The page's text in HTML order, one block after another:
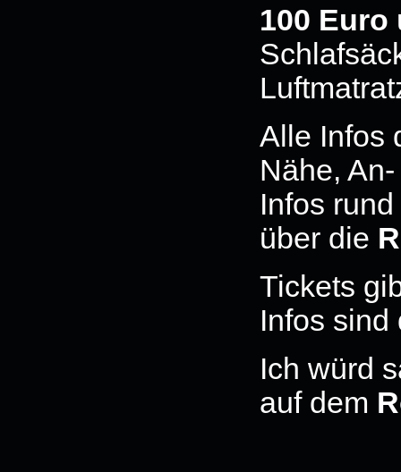
100 Euro
Alle Infos
Nähe,
Infos
über die
Tickets
Infos
Ich würd
auf dem